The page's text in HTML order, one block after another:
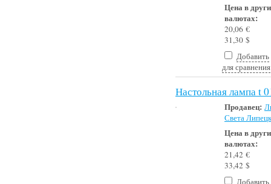
Цена в
валютах:
20,06 €
31,30 $
Добавить
для сравнения
Настольная лампа t
Продавец:
Света Липецк
Цена в
валютах:
21,42 €
33,42 $
Добавить